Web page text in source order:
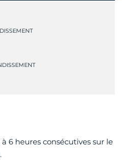
6 heures consécutives sur le